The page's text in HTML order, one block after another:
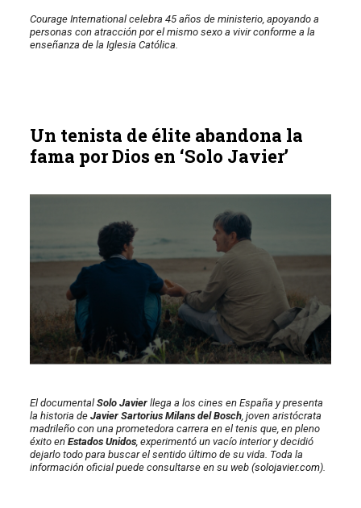
Courage International celebra 45 años de ministerio, apoyando a
personas con atracción por el mismo sexo a vivir conforme a la
enseñanza de la Iglesia Católica.
Un tenista de élite abandona la
fama por Dios en ‘Solo Javier’
El documental Solo Javierllega a los cines en España y presenta
la historia de Javier Sartorius Milans del Bosch, joven aristócrata
madrileño con una prometedora carrera en el tenis que, en pleno
éxito en Estados Unidos, experimentó un vacío interior y decidió
dejarlo todo para buscar el sentido último de su vida. Toda la
información oficial puede consultarse en su web (solojavier.com).